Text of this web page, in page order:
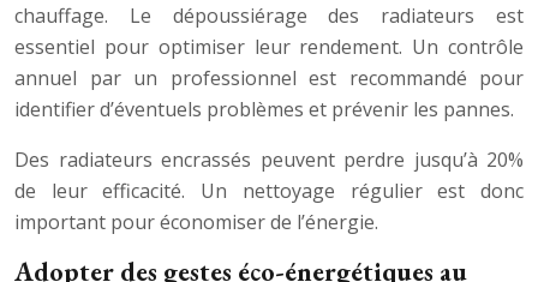
chauffage. Le dépoussiérage des radiateurs est
essentiel pour optimiser leur rendement. Un contrôle
annuel par un professionnel est recommandé pour
identifier d’éventuels problèmes et prévenir les pannes.
Des radiateurs encrassés peuvent perdre jusqu’à 20%
de leur efficacité. Un nettoyage régulier est donc
important pour économiser de l’énergie.
Adopter des gestes éco-énergétiques au